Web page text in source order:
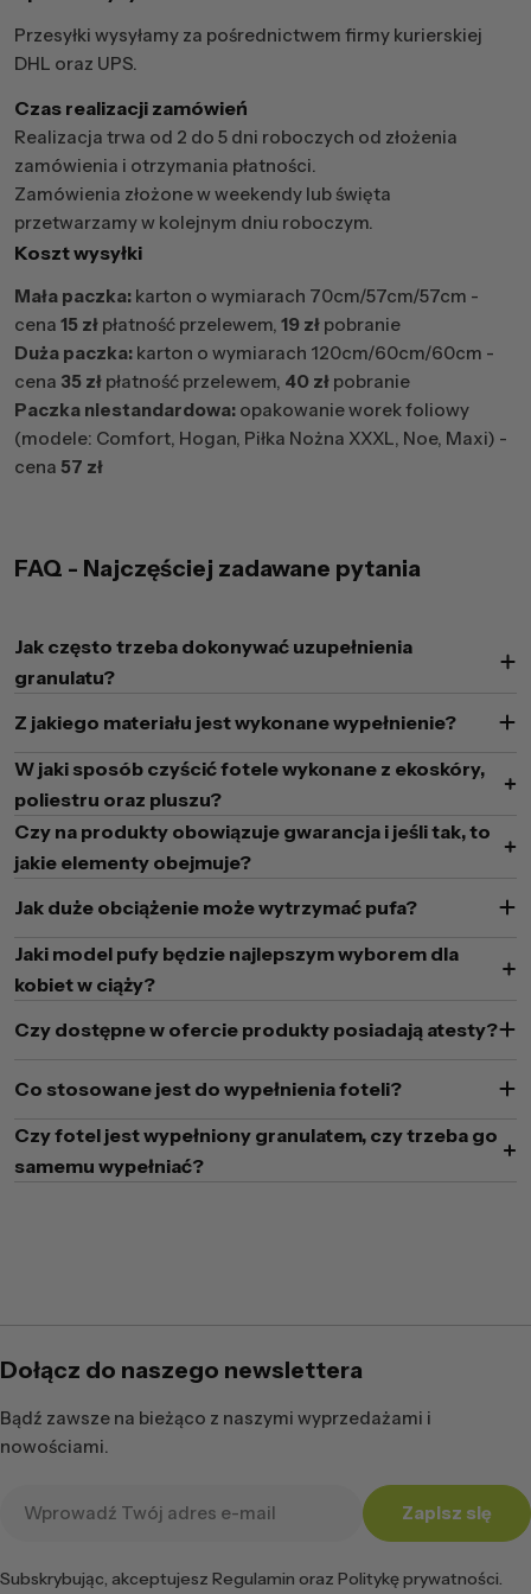
Przesyłki wysyłamy za pośrednictwem firmy kurierskiej
DHL oraz UPS.
Czas realizacji zamówień
Realizacja trwa od 2 do 5 dni roboczych od złożenia
zamówienia i otrzymania płatności.
Zamówienia złożone w weekendy lub święta
przetwarzamy w kolejnym dniu roboczym.
Koszt wysyłki
Mała paczka: karton o wymiarach 70cm/57cm/57cm -
cena 15 zł płatność przelewem, 19 zł pobranie
Duża paczka: karton o wymiarach 120cm/60cm/60cm -
cena 35 zł płatność przelewem, 40 zł pobranie
Paczka niestandardowa: opakowanie worek foliowy
(modele: Comfort, Hogan, Piłka Nożna XXXL, Noe, Maxi) -
cena 57 zł
FAQ - Najczęściej zadawane pytania
Jak często trzeba dokonywać uzupełnienia
granulatu?
Z jakiego materiału jest wykonane wypełnienie?
W jaki sposób czyścić fotele wykonane z ekoskóry,
poliestru oraz pluszu?
Czy na produkty obowiązuje gwarancja i jeśli tak, to
jakie elementy obejmuje?
Jak duże obciążenie może wytrzymać pufa?
Jaki model pufy będzie najlepszym wyborem dla
kobiet w ciąży?
Czy dostępne w ofercie produkty posiadają atesty?
Co stosowane jest do wypełnienia foteli?
Czy fotel jest wypełniony granulatem, czy trzeba go
samemu wypełniać?
Dołącz do naszego newslettera
Bądź zawsze na bieżąco z naszymi wyprzedażami i
nowościami.
Zapisz się
Subskrybując, akceptujesz Regulamin oraz Politykę prywatności.